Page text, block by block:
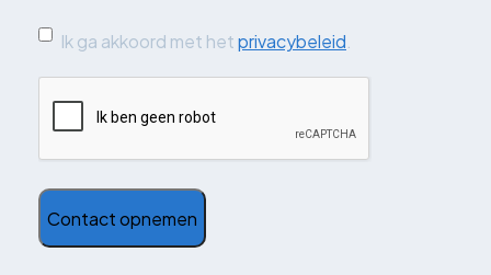
Quickscan: grijskenteken
Blog
Contact
Ik
ga
akkoord
met
de
voorwaarden(Vereist)
Ik ga akkoord met hetprivacybeleid